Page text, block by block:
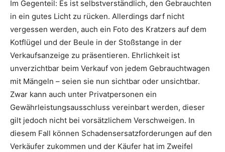
Im Gegenteil: Es ist selbstverständlich, den Gebrauchten
in ein gutes Licht zu rücken. Allerdings darf nicht
vergessen werden, auch ein Foto des Kratzers auf dem
Kotflügel und der Beule in der Stoßstange in der
Verkaufsanzeige zu präsentieren. Ehrlichkeit ist
unverzichtbar beim Verkauf von jedem Gebrauchtwagen
mit Mängeln – seien sie nun sichtbar oder unsichtbar.
Zwar kann auch unter Privatpersonen ein
Gewährleistungsausschluss vereinbart werden, dieser
gilt jedoch nicht bei vorsätzlichem Verschweigen. In
diesem Fall können Schadensersatzforderungen auf den
Verkäufer zukommen und der Käufer hat im Zweifel